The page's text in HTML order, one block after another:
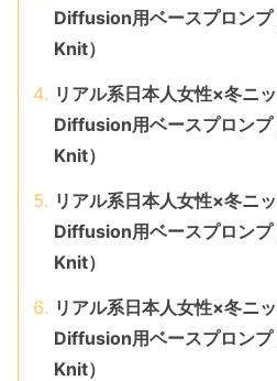
Diffusion用ベースプロン
Knit）
リアル系日本人女性×冬ニ
Diffusion用ベースプロン
Knit）
リアル系日本人女性×冬ニ
Diffusion用ベースプロン
Knit）
リアル系日本人女性×冬ニ
Diffusion用ベースプロン
Knit）